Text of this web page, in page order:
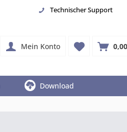
Technischer Support
Mein Konto
Download